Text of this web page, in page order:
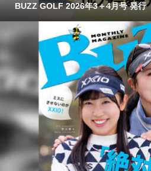
BUZZ GOLF 2026年3＋4月号 発行